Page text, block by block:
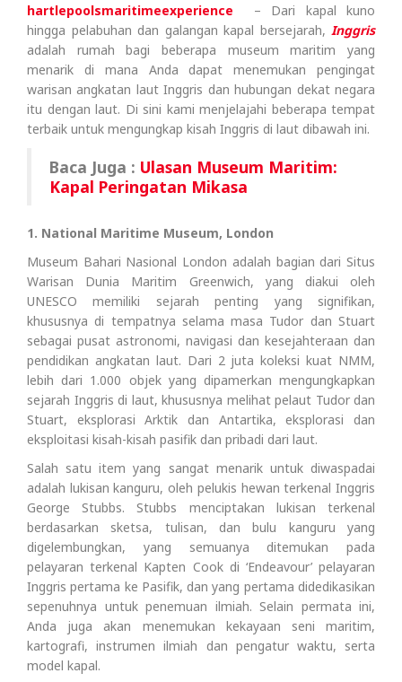
hartlepoolsmaritimeexperience – Dari kapal kuno
hingga pelabuhan dan galangan kapal bersejarah, Inggris
adalah rumah bagi beberapa museum maritim yang
menarik di mana Anda dapat menemukan pengingat
warisan angkatan laut Inggris dan hubungan dekat negara
itu dengan laut. Di sini kami menjelajahi beberapa tempat
terbaik untuk mengungkap kisah Inggris di laut dibawah ini.
Baca Juga : Ulasan Museum Maritim:
Kapal Peringatan Mikasa
1. National Maritime Museum, London
Museum Bahari Nasional London adalah bagian dari Situs
Warisan Dunia Maritim Greenwich, yang diakui oleh
UNESCO memiliki sejarah penting yang signifikan,
khususnya di tempatnya selama masa Tudor dan Stuart
sebagai pusat astronomi, navigasi dan kesejahteraan dan
pendidikan angkatan laut. Dari 2 juta koleksi kuat NMM,
lebih dari 1.000 objek yang dipamerkan mengungkapkan
sejarah Inggris di laut, khususnya melihat pelaut Tudor dan
Stuart, eksplorasi Arktik dan Antartika, eksplorasi dan
eksploitasi kisah-kisah pasifik dan pribadi dari laut.
Salah satu item yang sangat menarik untuk diwaspadai
adalah lukisan kanguru, oleh pelukis hewan terkenal Inggris
George Stubbs. Stubbs menciptakan lukisan terkenal
berdasarkan sketsa, tulisan, dan bulu kanguru yang
digelembungkan, yang semuanya ditemukan pada
pelayaran terkenal Kapten Cook di ‘Endeavour’ pelayaran
Inggris pertama ke Pasifik, dan yang pertama didedikasikan
sepenuhnya untuk penemuan ilmiah. Selain permata ini,
Anda juga akan menemukan kekayaan seni maritim,
kartografi, instrumen ilmiah dan pengatur waktu, serta
model kapal.